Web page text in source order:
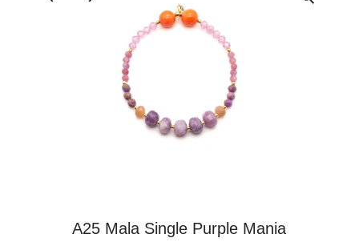
A25 Mala Single Purple Mania